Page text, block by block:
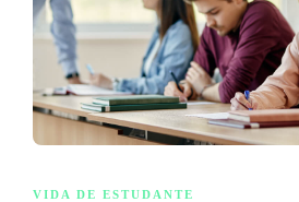
VIDA DE ESTUDANTE